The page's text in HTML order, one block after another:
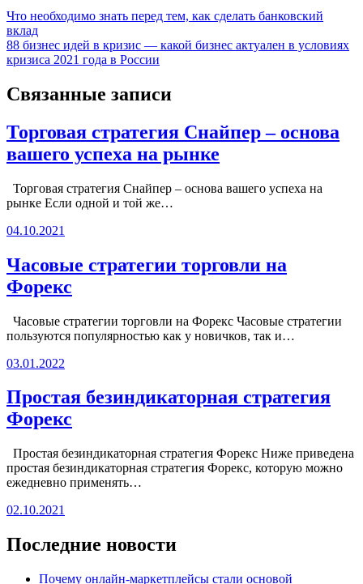
Навигация
по
записям
Что необходимо знать перед тем, как сделать банковский
вклад
88 бизнес идей в кризис — какой бизнес актуален в условиях
кризиса 2021 года в России
Связанные записи
Торговая стратегия Снайпер – основа
вашего успеха на рынке
Торговая стратегия Снайпер – основа вашего успеха на
рынке Если одной и той же…
04.10.2021
Часовые стратегии торговли на
Форекс
Часовые стратегии торговли на Форекс Часовые стратегии
пользуются популярностью как у новичков, так и…
03.01.2022
Простая безиндикаторная стратегия
Форекс
Простая безиндикаторная стратегия Форекс Ниже приведена
простая безиндикаторная стратегия Форекс, которую можно
ежедневно применять…
02.10.2021
Последние новости
Почему онлайн-маркетплейсы стали основой